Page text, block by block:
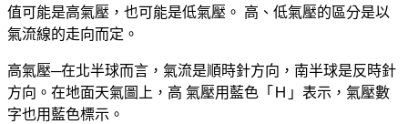
值可能是高氣壓，也可能是低氣壓。 高、低氣壓的區分是以
氣流線的走向而定。
高氣壓─在北半球而言，氣流是順時針方向，南半球是反時針
方向。在地面天氣圖上，高 氣壓用藍色「Ｈ」表示，氣壓數
字也用藍色標示。